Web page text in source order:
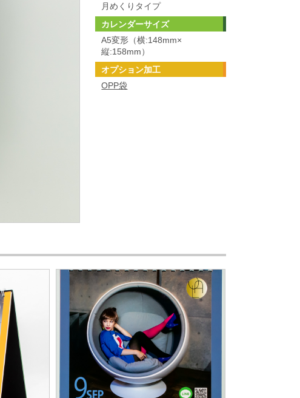
月めくりタイプ
カレンダーサイズ
A5変形（横:148mm×
縦:158mm）
オプション加工
OPP袋